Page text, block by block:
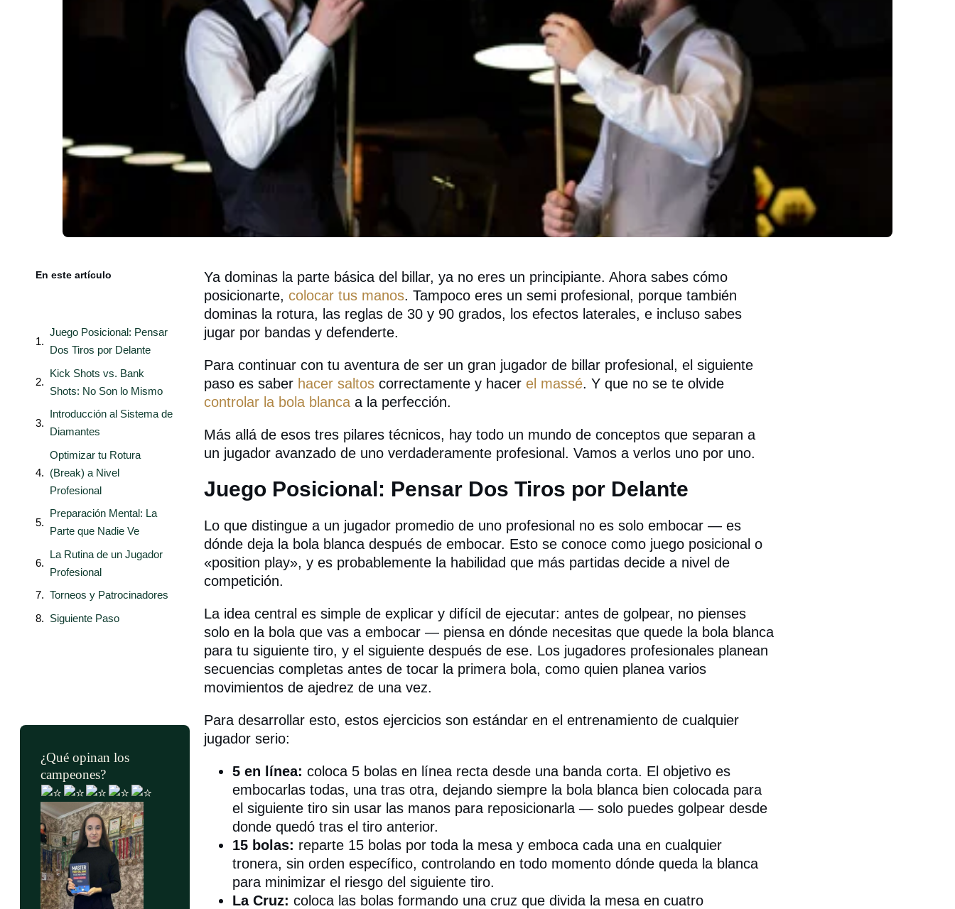
En este artículo
Juego Posicional: Pensar
Dos Tiros por Delante
Kick Shots vs. Bank
Shots: No Son lo Mismo
Introducción al Sistema de
Diamantes
Optimizar tu Rotura
(Break) a Nivel
Profesional
Preparación Mental: La
Parte que Nadie Ve
La Rutina de un Jugador
Profesional
Torneos y Patrocinadores
Siguiente Paso
¿Qué opinan los
campeones?
Ya dominas la parte básica del billar, ya no eres un principiante. Ahora sabes cómo
posicionarte, colocar tus manos. Tampoco eres un semi profesional, porque también
dominas la rotura, las reglas de 30 y 90 grados, los efectos laterales, e incluso sabes
jugar por bandas y defenderte.
Para continuar con tu aventura de ser un gran jugador de billar profesional, el siguiente
paso es saber hacer saltoscorrectamente y hacer el massé. Y que no se te olvide
controlar la bola blancaa la perfección.
Más allá de esos tres pilares técnicos, hay todo un mundo de conceptos que separan a
un jugador avanzado de uno verdaderamente profesional. Vamos a verlos uno por uno.
Juego Posicional: Pensar Dos Tiros por Delante
Lo que distingue a un jugador promedio de uno profesional no es solo embocar — es
dónde deja la bola blanca después de embocar. Esto se conoce como juego posicional o
«position play», y es probablemente la habilidad que más partidas decide a nivel de
competición.
La idea central es simple de explicar y difícil de ejecutar: antes de golpear, no pienses
solo en la bola que vas a embocar — piensa en dónde necesitas que quede la bola blanca
para tu siguiente tiro, y el siguiente después de ese. Los jugadores profesionales planean
secuencias completas antes de tocar la primera bola, como quien planea varios
movimientos de ajedrez de una vez.
Para desarrollar esto, estos ejercicios son estándar en el entrenamiento de cualquier
jugador serio:
5 en línea: coloca 5 bolas en línea recta desde una banda corta. El objetivo es
embocarlas todas, una tras otra, dejando siempre la bola blanca bien colocada para
el siguiente tiro sin usar las manos para reposicionarla — solo puedes golpear desde
donde quedó tras el tiro anterior.
15 bolas: reparte 15 bolas por toda la mesa y emboca cada una en cualquier
tronera, sin orden específico, controlando en todo momento dónde queda la blanca
para minimizar el riesgo del siguiente tiro.
La Cruz: coloca las bolas formando una cruz que divida la mesa en cuatro